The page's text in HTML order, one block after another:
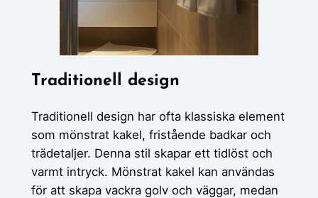
Traditionell design
Traditionell design har ofta klassiska element
som mönstrat kakel, fristående badkar och
trädetaljer. Denna stil skapar ett tidlöst och
varmt intryck. Mönstrat kakel kan användas
för att skapa vackra golv och väggar, medan